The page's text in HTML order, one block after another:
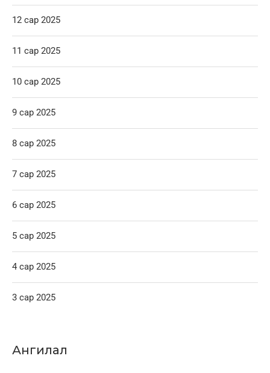
12 сар 2025
11 сар 2025
10 сар 2025
9 сар 2025
8 сар 2025
7 сар 2025
6 сар 2025
5 сар 2025
4 сар 2025
3 сар 2025
Ангилал